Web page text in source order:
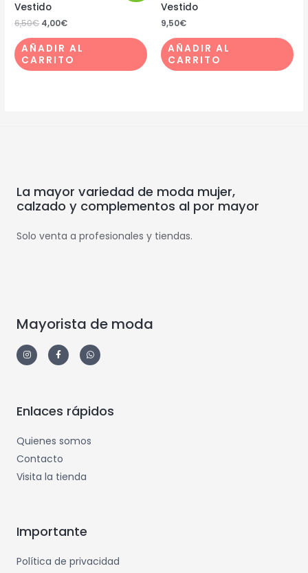
Vestido
6,50€ 4,00€
AÑADIR AL
CARRITO
Vestido
9,50€
AÑADIR AL
CARRITO
La mayor variedad de moda mujer,
calzado y complementos al por mayor
Solo venta a profesionales y tiendas.
Mayorista de moda
Enlaces rápidos
Quienes somos
Contacto
Visita la tienda
Importante
Política de privacidad